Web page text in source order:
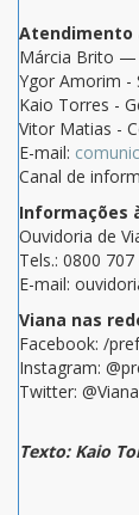
Atendimento
Márcia Brito —
Ygor Amorim -
Kaio Torres -
Vitor Matias -
E-mail:
Canal de
Informações
Ouvidoria de
Tels.: 0800
E-mail:
Viana nas
Facebook: /
Instagram:
Twitter:
Texto: Kaio